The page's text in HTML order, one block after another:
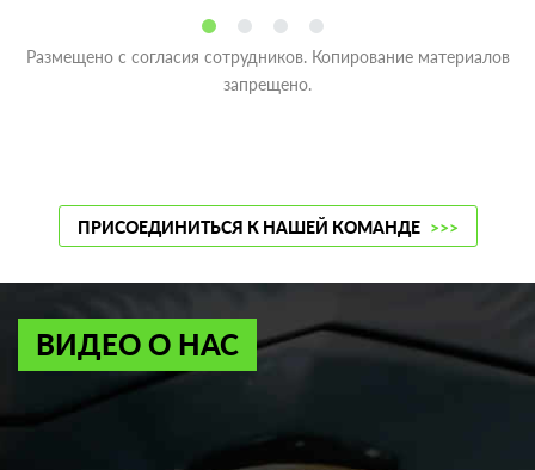
Размещено с согласия сотрудников. Копирование материалов
запрещено.
ПРИСОЕДИНИТЬСЯ К НАШЕЙ КОМАНДЕ >>>
ВИДЕО О НАС